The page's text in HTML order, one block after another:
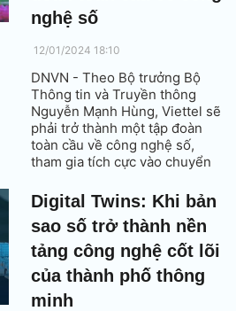
nghệ số
12/01/2024 18:10
DNVN - Theo Bộ trưởng Bộ
Thông tin và Truyền thông
Nguyễn Mạnh Hùng, Viettel sẽ
phải trở thành một tập đoàn
toàn cầu về công nghệ số,
tham gia tích cực vào chuyển
Viettel hãy tạo ra những công
nghệ, nền tảng để người khác
dựa trên đó mà sáng tạo ra sản
phẩm và dịch vụ cho xã hội.
Digital Twins: Khi bản
sao số trở thành nền
tảng công nghệ cốt lõi
của thành phố thông
minh